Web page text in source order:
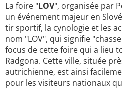
La foire "LOV", organisée par
un événement majeur en
tir sportif, la cynologie et les
nom "LOV", qui signifie
focus de cette foire qui a lieu
Radgona. Cette ville, située
autrichienne, est ainsi
pour les visiteurs nationaux